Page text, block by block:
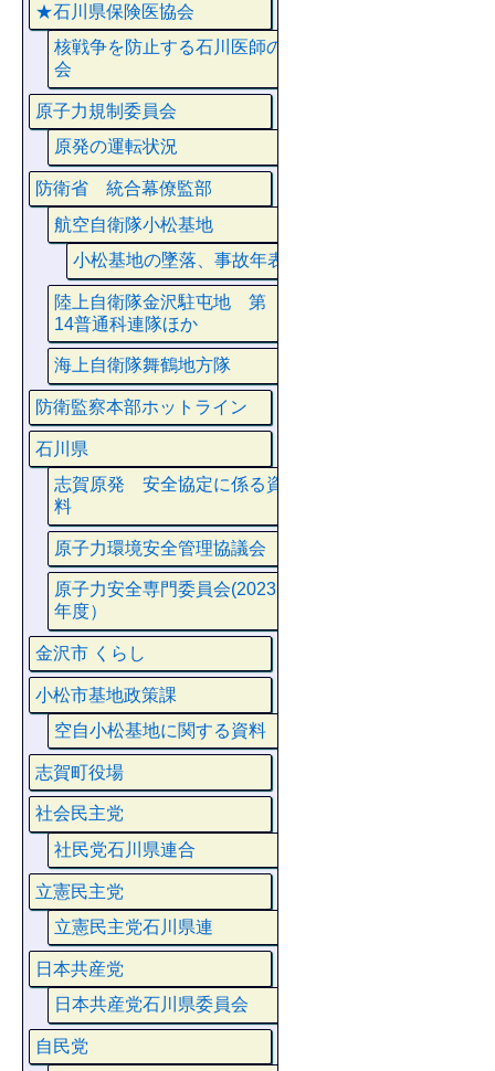
★石川県保険医協会
核戦争を防止する石川医師の
会
原子力規制委員会
原発の運転状況
防衛省 統合幕僚監部
航空自衛隊小松基地
小松基地の墜落、事故年表
陸上自衛隊金沢駐屯地 第
14普通科連隊ほか
海上自衛隊舞鶴地方隊
防衛監察本部ホットライン
石川県
志賀原発 安全協定に係る資
料
原子力環境安全管理協議会
原子力安全専門委員会(2023
年度）
金沢市 くらし
小松市基地政策課
空自小松基地に関する資料
志賀町役場
社会民主党
社民党石川県連合
立憲民主党
立憲民主党石川県連
日本共産党
日本共産党石川県委員会
自民党